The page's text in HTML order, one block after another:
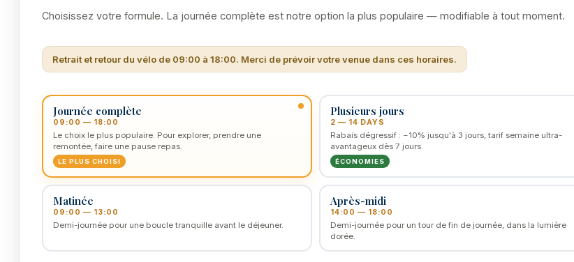
Choisissez votre formule. La journée complète est notre option la plus populaire — modifiable à tout moment.
Retrait et retour du vélo de 09:00 à 18:00. Merci de prévoir votre venue dans ces horaires.
Journée complète
09:00 — 18:00
Le choix le plus populaire. Pour explorer, prendre une
remontée, faire une pause repas.
LE PLUS CHOISI
Plusieurs jours
2 — 14 DAYS
Rabais dégressif : −10% jusqu'à 3 jours, tarif semaine ultra-
avantageux dès 7 jours.
ÉCONOMIES
Matinée
09:00 — 13:00
Demi-journée pour une boucle tranquille avant le déjeuner.
Après-midi
14:00 — 18:00
Demi-journée pour un tour de fin de journée, dans la lumière
dorée.